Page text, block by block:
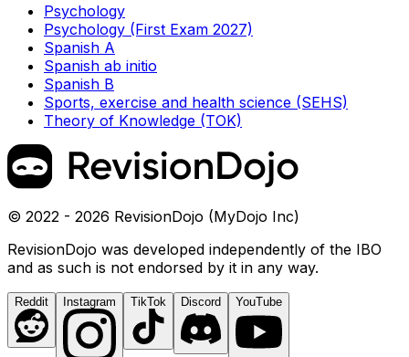
Psychology
Psychology (First Exam 2027)
Spanish A
Spanish ab initio
Spanish B
Sports, exercise and health science (SEHS)
Theory of Knowledge (TOK)
© 2022 - 2026 RevisionDojo (MyDojo Inc)
RevisionDojo was developed independently of the IBO
and as such is not endorsed by it in any way.
Reddit Instagram TikTok Discord YouTube